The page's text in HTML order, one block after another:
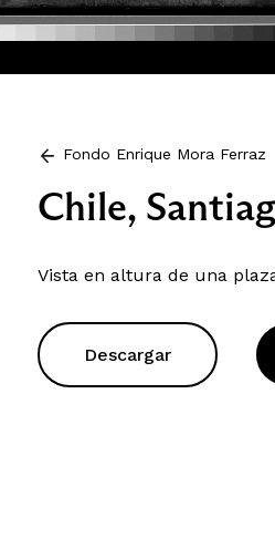
Fondo Enrique Mora Ferraz
Chile,
Vista en altura de una
Descargar